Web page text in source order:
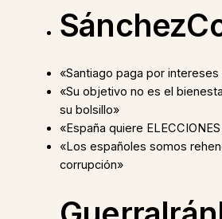
«Santiago paga por
«Su objetivo no es el
su bolsillo»
«España quiere ELECCIONES
«Los españoles somos
corrupción»